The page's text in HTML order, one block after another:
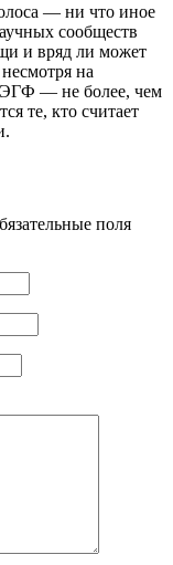
— ни что иное
сообществ
и вряд ли может
на
ЭГФ — не более, чем
те, кто считает
поля